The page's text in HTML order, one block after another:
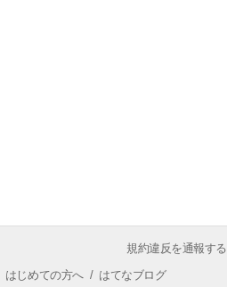
規約違反を通報する
はじめての方へ/ はてなブログ